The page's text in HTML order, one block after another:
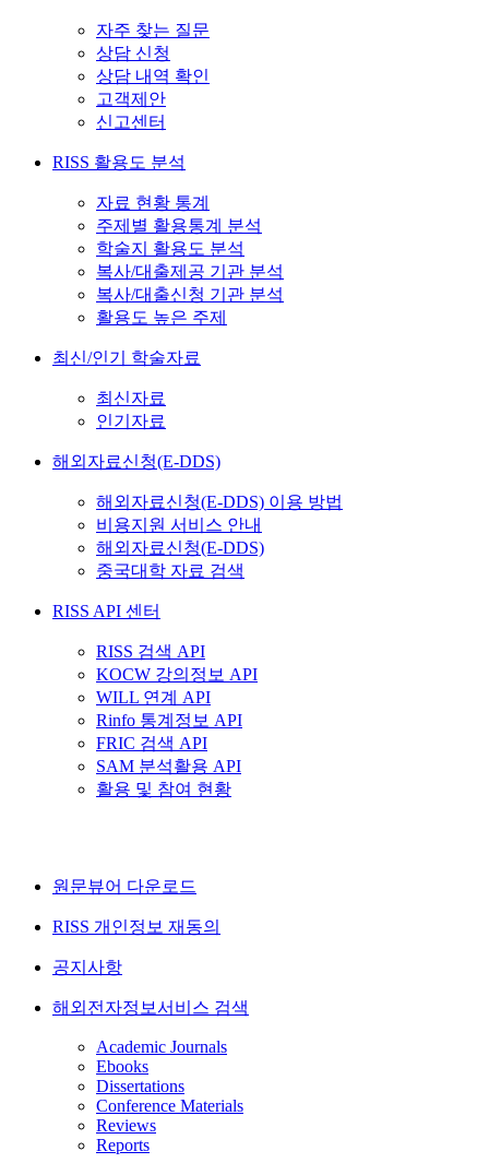
자주 찾는 질문
상담 신청
상담 내역 확인
고객제안
신고센터
RISS 활용도 분석
자료 현황 통계
주제별 활용통계 분석
학술지 활용도 분석
복사/대출제공 기관 분석
복사/대출신청 기관 분석
활용도 높은 주제
최신/인기 학술자료
최신자료
인기자료
해외자료신청(E-DDS)
해외자료신청(E-DDS) 이용 방법
비용지원 서비스 안내
해외자료신청(E-DDS)
중국대학 자료 검색
RISS API 센터
RISS 검색 API
KOCW 강의정보 API
WILL 연계 API
Rinfo 통계정보 API
FRIC 검색 API
SAM 분석활용 API
활용 및 참여 현황
원문뷰어 다운로드
RISS 개인정보 재동의
공지사항
해외전자정보서비스 검색
Academic Journals
Ebooks
Dissertations
Conference Materials
Reviews
Reports